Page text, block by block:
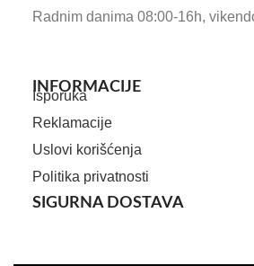
Radnim danima 08:00-16h,
INFORMACIJE
Isporuka
Reklamacije
Uslovi korišćenja
Politika privatnosti
SIGURNA DOSTAVA